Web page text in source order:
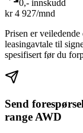
0,- innskudd
kr4 927/mnd
Prisen er
leasingavtale til
spesifisert før du
Send
range AWD